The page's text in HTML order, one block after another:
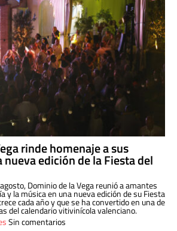
rinde homenaje a sus
edición de la Fiesta del
Dominio de la Vega reunió a amantes
y la música en una nueva edición de su Fiesta
cada año y que se ha convertido en una de
del calendario vitivinícola valenciano.
Sin comentarios